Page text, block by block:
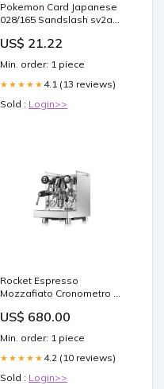
Pokemon Card Japanese
028/165 Sandslash sv2a
US$ 21.22
Min. order: 1 piece
★★★★★ 4.1 (13 reviews)
Sold : Login>>
Rocket Espresso
Mozzafiato Cronometro V
Color:White
US$ 680.00
Min. order: 1 piece
★★★★★ 4.2 (10 reviews)
Sold : Login>>